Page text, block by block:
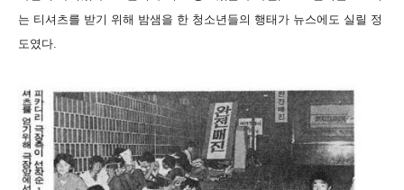
는 티셔츠를 받기 위해 밤샘을 한 청소년들의 행태가 뉴스에도 실릴 정
도였다.